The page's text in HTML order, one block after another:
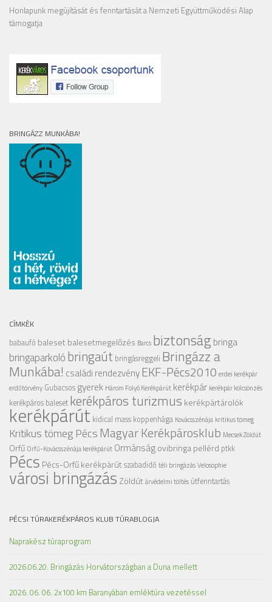
Honlapunk megújítását és fenntartását a Nemzeti Együttműködési Alap
támogatja
BRINGÁZZ MUNKÁBA!
CÍMKÉK
babaufó balesetbalesetmegelőzés Barcs biztonságbringa
bringaparkolóbringaút bringásreggeli Bringázz a
Munkába! családi rendezvényEKF-Pécs2010 erdei kerékpár
erdőtörvény Gubacsos gyerek Három Folyó Kerékpárút kerékpár kerékpár kölcsönzés
kerékpáros baleset kerékpáros turizmus kerékpártárolók
kerékpárút kidical mass koppenhága Kovácsszénája kritikus tömeg
Kritikus tömeg PécsMagyar Kerékpárosklub Mecsek Zöldút
Orfű Orfű-Kovácsszénája kerékpárút Ormánságovibringapellérd ptkk
Pécs Pécs-Orfű kerékpárútszabadidő téli bringázásVelosophie
városi bringázás Zöldútárvédelmi töltés útfenntartás
PÉCSI TÚRAKERÉKPÁROS KLUB TÚRABLOGJA
Naprakész túraprogram
2026.06.20. Bringázás Horvátországban a Duna mellett
2026. 06. 06. 2x100 km Baranyában emléktúra vezetéssel